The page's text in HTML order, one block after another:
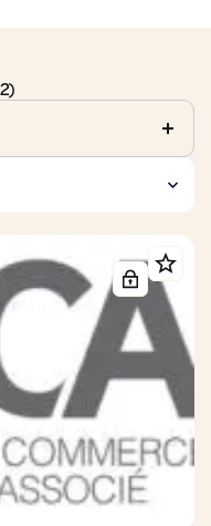
Fiscalité et
Comptabilité
Modèle
coopératif
et associé
RSE